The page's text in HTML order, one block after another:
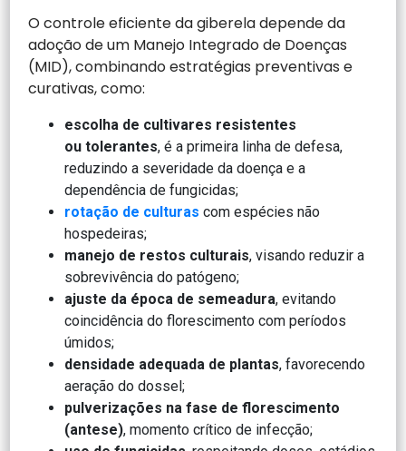
O controle eficiente da giberela depende da
adoção de um Manejo Integrado de Doenças
(MID), combinando estratégias preventivas e
curativas, como:
escolha de cultivares resistentes
ou tolerantes, é a primeira linha de defesa,
reduzindo a severidade da doença e a
dependência de fungicidas;
rotação de culturas com espécies não
hospedeiras;
manejo de restos culturais, visando reduzir a
sobrevivência do patógeno;
ajuste da época de semeadura, evitando
coincidência do florescimento com períodos
úmidos;
densidade adequada de plantas, favorecendo
aeração do dossel;
pulverizações na fase de florescimento
(antese), momento crítico de infecção;